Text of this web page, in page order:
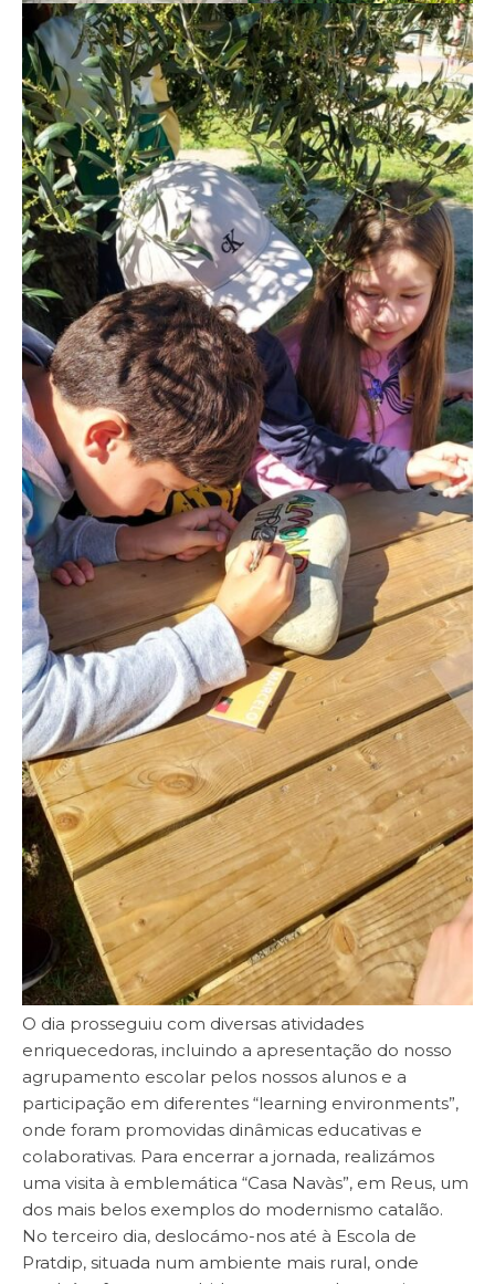
O dia prosseguiu com diversas atividades
enriquecedoras, incluindo a apresentação do nosso
agrupamento escolar pelos nossos alunos e a
participação em diferentes “learning environments”,
onde foram promovidas dinâmicas educativas e
colaborativas. Para encerrar a jornada, realizámos
uma visita à emblemática “Casa Navàs”, em Reus, um
dos mais belos exemplos do modernismo catalão.
No terceiro dia, deslocámo-nos até à Escola de
Pratdip, situada num ambiente mais rural, onde